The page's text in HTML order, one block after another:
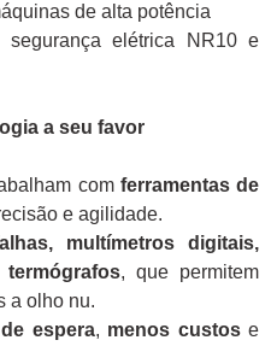
de alta potência
elétrica NR10 e
a seu favor
com ferramentas de
e agilidade.
multímetros digitais,
, que permitem
a olho nu.
espera, menos custose